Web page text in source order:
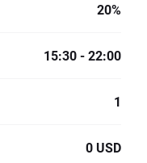
20%
15:30 - 22:00
1
0 USD